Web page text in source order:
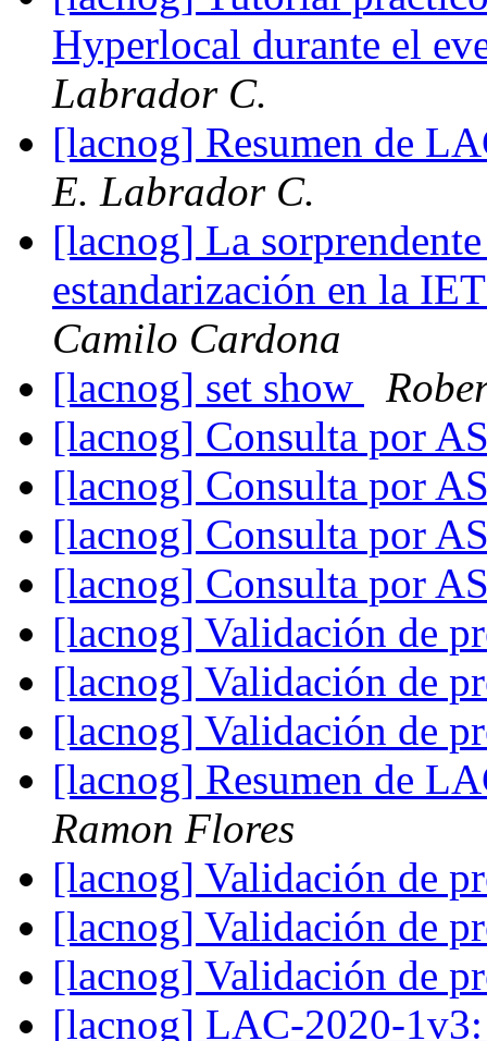
Hyperlocal durante el
Labrador C.
[lacnog] Resumen de
E. Labrador C.
[lacnog] La
estandarización en la
Camilo Cardona
[lacnog] set show
[lacnog] Consulta por
[lacnog] Consulta por
[lacnog] Consulta por
[lacnog] Consulta por
[lacnog] Validación de
[lacnog] Validación de
[lacnog] Validación de
[lacnog] Resumen de
Ramon Flores
[lacnog] Validación de
[lacnog] Validación de
[lacnog] Validación de
[lacnog] LAC-2020-